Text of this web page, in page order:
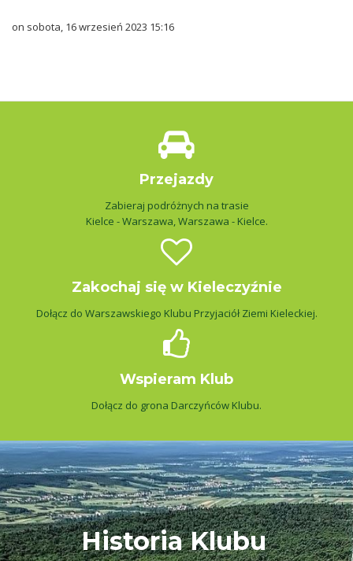
on sobota, 16 wrzesień 2023 15:16
Przejazdy
Zabieraj podróżnych na trasie
Kielce - Warszawa, Warszawa - Kielce.
Zakochaj się w Kieleczyźnie
Dołącz do Warszawskiego Klubu Przyjaciół Ziemi Kieleckiej.
Wspieram Klub
Dołącz do grona Darczyńców Klubu.
Historia Klubu